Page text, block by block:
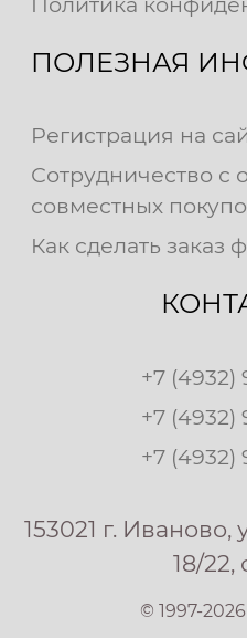
ПОЛЕЗНАЯ
Регистрация на
Сотрудничество с
совместных
Как сделать заказ
+7 (4932)
+7 (4932)
+7 (4932)
153021 г.
18/22,
© 1997-